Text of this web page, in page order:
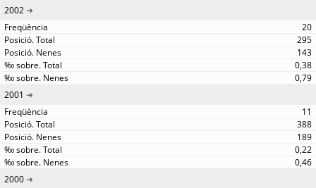
2002
20
295
143
0,38
0,79
2001
11
388
189
0,22
0,46
2000